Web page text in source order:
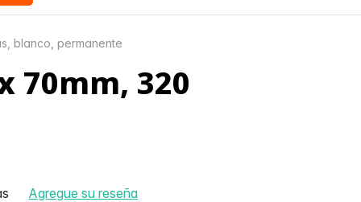
blanco, permanente
70mm, 320
Agregue su reseña